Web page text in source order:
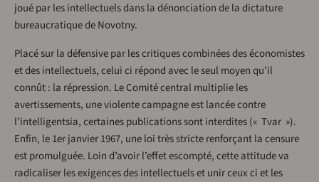
joué par les intellectuels dans la dénonciation de la dictature
bureaucratique de Novotny.
Placé sur la défensive par les critiques combinées des économistes
et des intellectuels, celui ci répond avec le seul moyen qu’il
connût : la répression. Le Comité central multiplie les
avertissements, une violente campagne est lancée contre
l’intelligentsia, certaines publications sont interdites (« Tvar »).
Enfin, le 1er janvier 1967, une loi très stricte renforçant la censure
est promulguée. Loin d’avoir l’effet escompté, cette attitude va
radicaliser les exigences des intellectuels et unir ceux ci et les